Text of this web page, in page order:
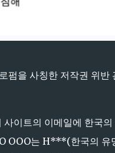
펌을 사칭한 저작권 위반
이트의 이메일에 한국
OOO는 H***(한국의 유